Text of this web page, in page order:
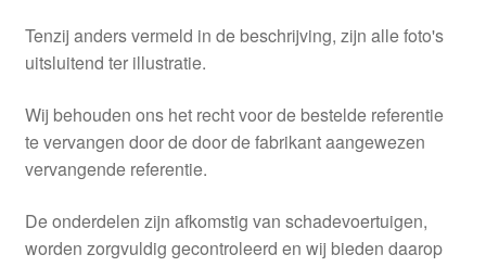
Tenzij anders vermeld in de beschrijving, zijn alle foto's
uitsluitend ter illustratie.
Wij behouden ons het recht voor de bestelde referentie
te vervangen door de door de fabrikant aangewezen
vervangende referentie.
De onderdelen zijn afkomstig van schadevoertuigen,
worden zorgvuldig gecontroleerd en wij bieden daarop